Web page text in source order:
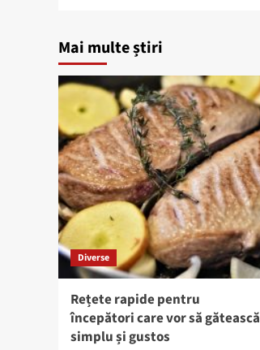
Mai multe știri
Diverse
Rețete rapide pentru
începători care vor să gătească
simplu și gustos